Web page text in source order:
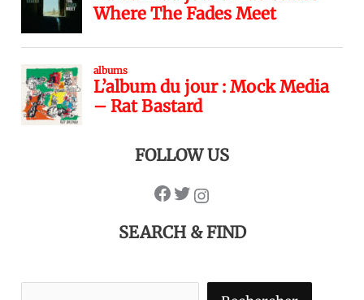
FOLLOW US
SEARCH & FIND